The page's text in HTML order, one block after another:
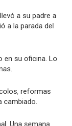
a su padre a
a la parada del
en su oficina. Lo
reformas
cambiado.
Una semana